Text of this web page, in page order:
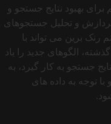
برای بهبود نتایج جستجو و
و تحلیل جستجوهای
رنک برین می تواند با
الگوهای جدید را یاد
جستجو به کار گیرد، به
توجه به داده‌ های